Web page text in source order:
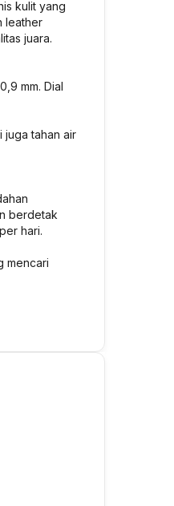
kulit yang
leather
juara.
mm. Dial
juga tahan air
berdetak
hari.
mencari